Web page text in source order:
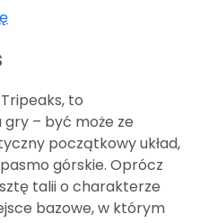
to
– być może ze
początkowy układ,
górskie. Oprócz
talii o charakterze
bazowe, w którym